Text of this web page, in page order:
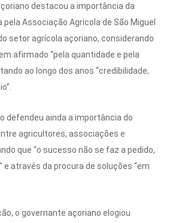
destacou a importância da
Associação Agrícola de São Miguel
setor agrícola açoriano, considerando
afirmado “pela quantidade e pela
ao longo dos anos “credibilidade,
defendeu ainda a importância do
agricultores, associações e
que “o sucesso não se faz a pedido,
e através da procura de soluções “em
o governante açoriano elogiou